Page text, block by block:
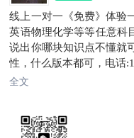
线上一对一《免费》体验
英语物理化学等等任意科
说出你哪块知识点不懂就
性，什么版本都可，电话
全文